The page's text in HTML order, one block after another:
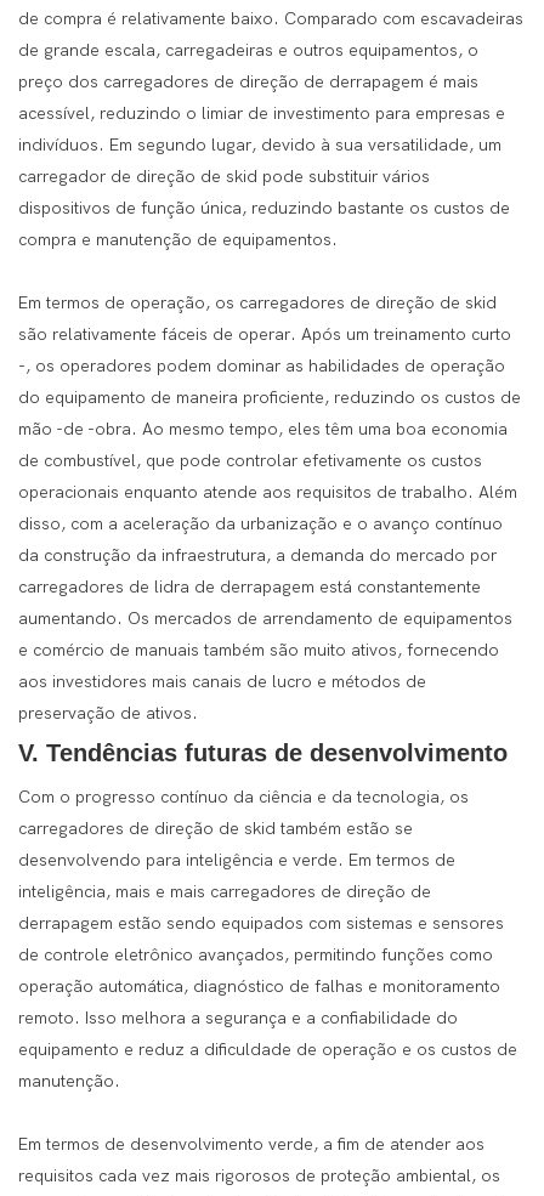
de compra é relativamente baixo. Comparado com escavadeiras
de grande escala, carregadeiras e outros equipamentos, o
preço dos carregadores de direção de derrapagem é mais
acessível, reduzindo o limiar de investimento para empresas e
indivíduos. Em segundo lugar, devido à sua versatilidade, um
carregador de direção de skid pode substituir vários
dispositivos de função única, reduzindo bastante os custos de
compra e manutenção de equipamentos.
Em termos de operação, os carregadores de direção de skid
são relativamente fáceis de operar. Após um treinamento curto
-, os operadores podem dominar as habilidades de operação
do equipamento de maneira proficiente, reduzindo os custos de
mão -de -obra. Ao mesmo tempo, eles têm uma boa economia
de combustível, que pode controlar efetivamente os custos
operacionais enquanto atende aos requisitos de trabalho. Além
disso, com a aceleração da urbanização e o avanço contínuo
da construção da infraestrutura, a demanda do mercado por
carregadores de lidra de derrapagem está constantemente
aumentando. Os mercados de arrendamento de equipamentos
e comércio de manuais também são muito ativos, fornecendo
aos investidores mais canais de lucro e métodos de
preservação de ativos.
V. Tendências futuras de desenvolvimento
Com o progresso contínuo da ciência e da tecnologia, os
carregadores de direção de skid também estão se
desenvolvendo para inteligência e verde. Em termos de
inteligência, mais e mais carregadores de direção de
derrapagem estão sendo equipados com sistemas e sensores
de controle eletrônico avançados, permitindo funções como
operação automática, diagnóstico de falhas e monitoramento
remoto. Isso melhora a segurança e a confiabilidade do
equipamento e reduz a dificuldade de operação e os custos de
manutenção.
Em termos de desenvolvimento verde, a fim de atender aos
requisitos cada vez mais rigorosos de proteção ambiental, os